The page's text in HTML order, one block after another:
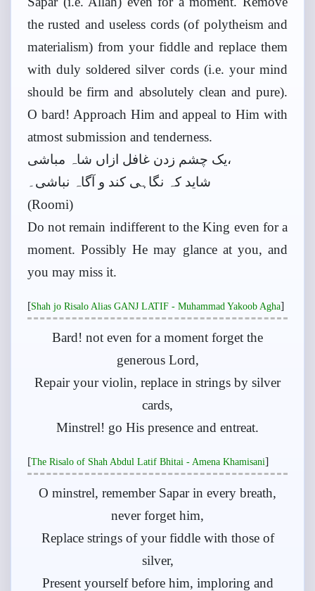
the rusted and useless cords (of polytheism and
materialism) from your fiddle and replace them
with duly soldered silver cords (i.e. your mind
should be firm and absolutely clean and pure).
O bard! Approach Him and appeal to Him with
atmost submission and tenderness.
یک چشم زدن غافل ازاں شاہ مباشی،
شاید کہ نگاہی کند و آگاہ نباشی۔
(Roomi)
Do not remain indifferent to the King even for a
moment. Possibly He may glance at you, and
you may miss it.
[Shah jo Risalo Alias GANJ LATIF - Muhammad Yakoob Agha]
Bard! not even for a moment forget the
generous Lord,
Repair your violin, replace in strings by silver
cards,
Minstrel! go His presence and entreat.
[The Risalo of Shah Abdul Latif Bhitai - Amena Khamisani]
O minstrel, remember Sapar in every breath,
never forget him,
Replace strings of your fiddle with those of
silver,
Present yourself before him, imploring and